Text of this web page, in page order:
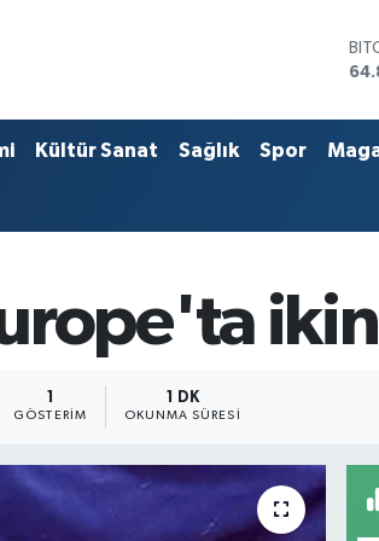
Kültür Sanat Sağlık Spor
GÖSTERIM
1 DK
OKUNMA SÜRESI